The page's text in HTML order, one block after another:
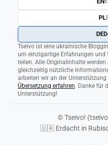
Tseivo ist eine ukrainische
um einzigartige Erfahrungen und
teilen. Alle Originalinhalte
gleichzeitig nützliche
arbeiten wir an der Unterstützung
Übersetzung erfahren. Danke für
Unterstützung!
PL
DE
© Tseivo!
🇺🇦 Erdacht in